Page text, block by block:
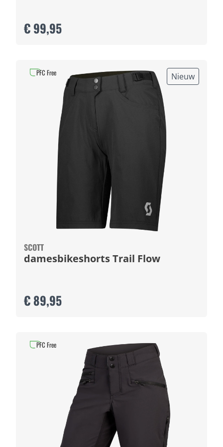
€ 99,95
Nieuw
SCOTT
damesbikeshorts Trail Flow
€ 89,95
PFC Free
PFC Free